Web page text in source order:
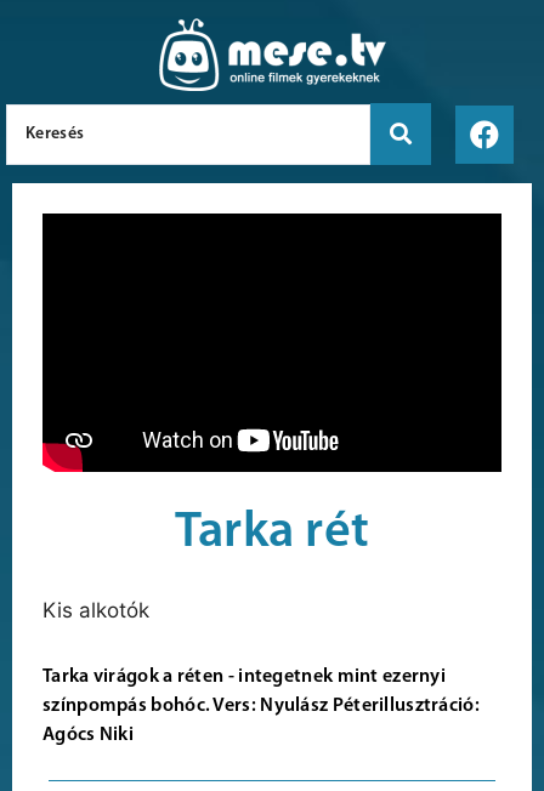
Tarka rét
Kis alkotók
Tarka virágok a réten - integetnek mint ezernyi
színpompás bohóc. Vers: Nyulász Péterillusztráció:
Agócs Niki